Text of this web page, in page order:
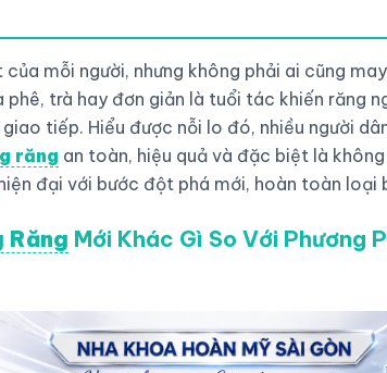
của mỗi người, nhưng không phải ai cũng
trà hay đơn giản là tuổi tác khiến răng
tiếp. Hiểu được nỗi lo đó, nhiều người
răng an toàn, hiệu quả và đặc biệt là
hiện đại với bước đột phá mới, hoàn toàn loại
Răng Mới Khác Gì So Với Phương